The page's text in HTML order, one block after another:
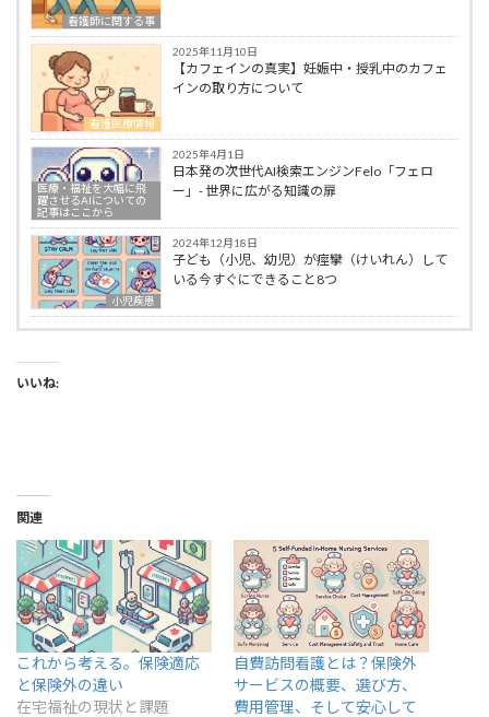
看護師に関する事
看護医療情報
2025年11月10日
【カフェインの真実】妊娠中・授乳中のカフェ
インの取り方について
医療・福祉を大幅に飛
躍させるAIについての
記事はここから
2025年4月1日
日本発の次世代AI検索エンジンFelo「フェロ
ー」- 世界に広がる知識の扉
小児疾患
2024年12月18日
子ども（小児、幼児）が痙攣（けいれん）して
いる今すぐにできること8つ
いいね:
関連
これから考える。保険適応
と保険外の違い
在宅福祉の現状と課題
自費訪問看護とは？保険外
サービスの概要、選び方、
費用管理、そして安心して